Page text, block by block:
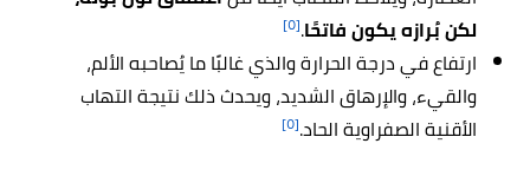
لكن بُرازه يكون فاتحًا.[٥]
ارتفاع في درجة الحرارة والذي غالبًا ما يُصاحبه الألم،
والقيء، والإرهاق الشديد، ويحدث ذلك نتيجة التهاب
الأقنية الصفراوية الحاد.[٥]